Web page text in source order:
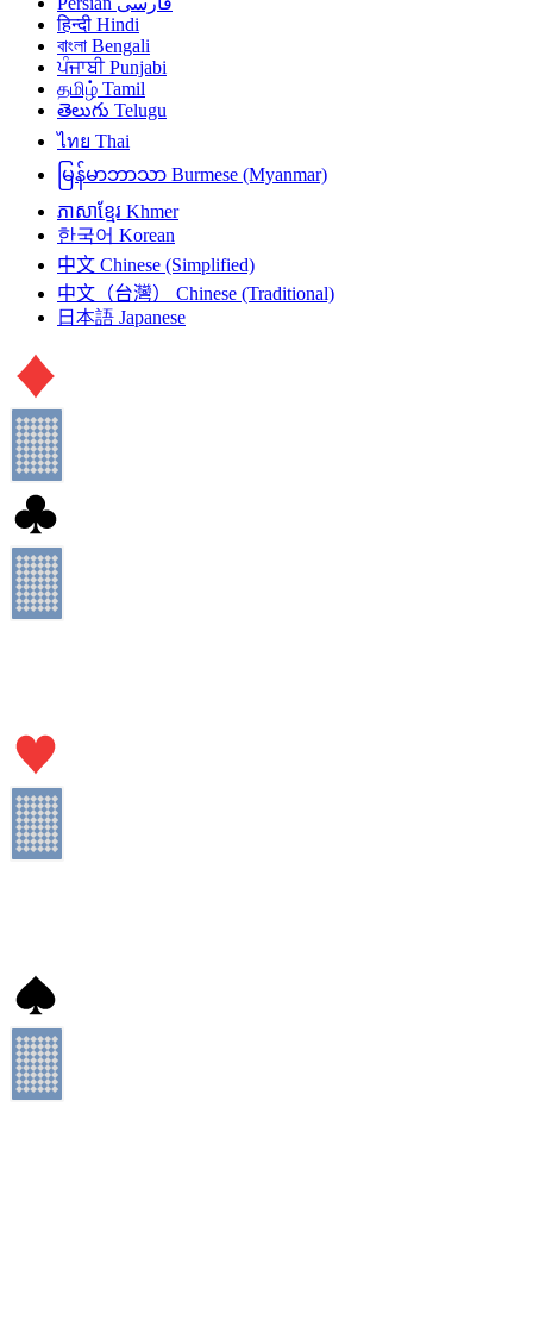
हिन्दी Hindi
বাংলা Bengali
ਪੰਜਾਬੀ Punjabi
தமிழ் Tamil
తెలుగు Telugu
ไทย Thai
မြန်မာဘာသာ Burmese (Myanmar)
ភាសាខ្មែរ Khmer
한국어 Korean
中文 Chinese (Simplified)
中文（台灣）
Chinese (Traditional)
日本語 Japanese